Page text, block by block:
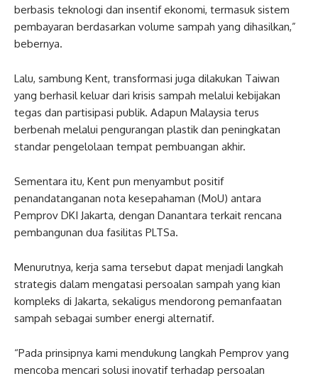
berbasis teknologi dan insentif ekonomi, termasuk sistem
pembayaran berdasarkan volume sampah yang dihasilkan,”
bebernya.
Lalu, sambung Kent, transformasi juga dilakukan Taiwan
yang berhasil keluar dari krisis sampah melalui kebijakan
tegas dan partisipasi publik. Adapun Malaysia terus
berbenah melalui pengurangan plastik dan peningkatan
standar pengelolaan tempat pembuangan akhir.
Sementara itu, Kent pun menyambut positif
penandatanganan nota kesepahaman (MoU) antara
Pemprov DKI Jakarta, dengan Danantara terkait rencana
pembangunan dua fasilitas PLTSa.
Menurutnya, kerja sama tersebut dapat menjadi langkah
strategis dalam mengatasi persoalan sampah yang kian
kompleks di Jakarta, sekaligus mendorong pemanfaatan
sampah sebagai sumber energi alternatif.
“Pada prinsipnya kami mendukung langkah Pemprov yang
mencoba mencari solusi inovatif terhadap persoalan